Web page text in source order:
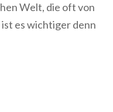
Welt, die oft von
es wichtiger denn